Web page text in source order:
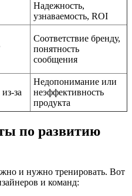
Надежность,
узнаваемость, ROI
Соответствие бренду,
понятность
сообщения
за
Недопонимание или
неэффективность
продукта
по развитию
и нужно тренировать. Вот
и команд: